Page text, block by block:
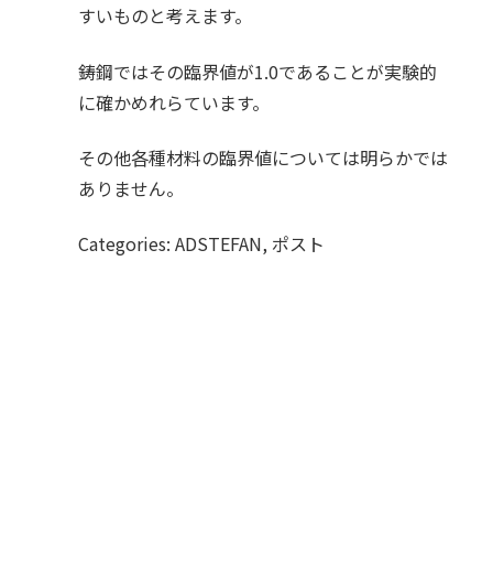
すいものと考えます。
鋳鋼ではその臨界値が1.0であることが実験的
に確かめれらています。
その他各種材料の臨界値については明らかでは
ありません。
Categories: ADSTEFAN, ポスト